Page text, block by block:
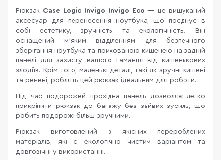
Рюкзак Case Logic Invigo Invigo Eco — це вишуканий
аксесуар для перенесення ноутбука, що поєднує в
собі естетику, зручність та екологічність. Він
оснащений м'яким відділенням для безпечного
зберігання ноутбука та прихованою кишенею на задній
панелі для захисту вашого гаманця від кишенькових
злодіїв. Крім того, маленькі деталі, такі як зручні кишені
та ремені, роблять цей рюкзак ідеальним для роботи.
Під час подорожей прохідна панель дозволяє легко
прикріпити рюкзак до багажу без зайвих зусиль, що
робить подорожі більш зручними.
Рюкзак виготовлений з якісних перероблених
матеріалів, які є екологічно чистим варіантом та
довговічні у використанні.